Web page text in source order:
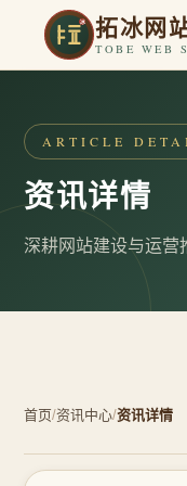
拓冰网
TOBE WEB
ARTICLE
资讯详情
深耕网站建设与运营
首页/资讯中心/资讯详情